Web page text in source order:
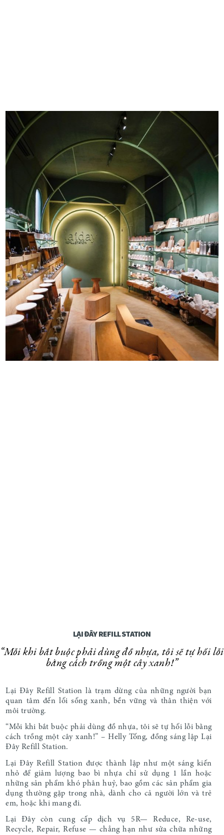
LẠI ĐÂY REFILL STATION
“Mỗi khi bắt buộc phải dùng đồ nhựa, tôi sẽ tự hối lỗi
bằng cách trồng một cây xanh!”
Lại Đây Refill Station là trạm dừng của những người bạn
quan tâm đến lối sống xanh, bền vững và thân thiện với
môi trường.
“Mỗi khi bắt buộc phải dùng đồ nhựa, tôi sẽ tự hối lỗi bằng
cách trồng một cây xanh!” – Helly Tống, đồng sáng lập Lại
Đây Refill Station.
Lại Đây Refill Station được thành lập như một sáng kiến
nhỏ để giảm lượng bao bì nhựa chỉ sử dụng 1 lần hoặc
những sản phẩm khó phân huỷ, bao gồm các sản phẩm gia
dụng thường gặp trong nhà, dành cho cả người lớn và trẻ
em, hoặc khi mang đi.
Lại Đây còn cung cấp dịch vụ 5R— Reduce, Re-use,
Recycle, Repair, Refuse — chẳng hạn như sửa chữa những